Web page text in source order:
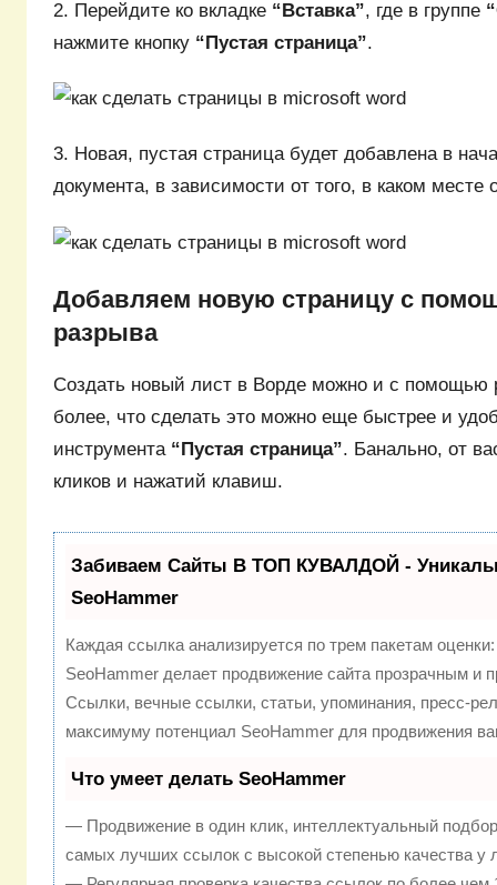
2. Перейдите ко вкладке “Вставка”, где в группе
нажмите кнопку “Пустая страница”.
3. Новая, пустая страница будет добавлена в
документа, в зависимости от того, в каком
Добавляем новую страницу с
разрыва
Создать новый лист в Ворде можно и с помощью
более, что сделать это можно еще быстрее и
инструмента “Пустая страница”. Банально, от
кликов и нажатий клавиш.
Забиваем Сайты В ТОП КУВАЛДОЙ -
SeoHammer
Каждая ссылка анализируется по трем пакетам
SeoHammer делает продвижение сайта прозрачным и
Ссылки, вечные ссылки, статьи, упоминания, пресс-
максимуму потенциал SeoHammer для продвижения
Что умеет делать SeoHammer
— Продвижение в один клик, интеллектуальный подбор
самых лучших ссылок с высокой степенью качества у